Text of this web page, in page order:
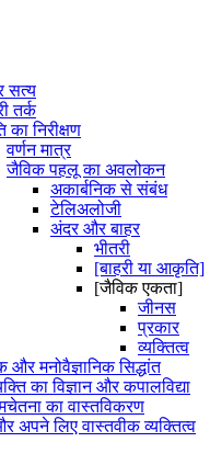
सत्य
तर्क
का निरीक्षण
वर्णन मात्र
जैविक पहलू का अवलोकन
अकार्बनिक से संबंध
टेलिअलोजी
अंदर और बाहर
भीतरी
[बाहरी या आकृति]
[जैविक एकता]
जीनस
प्रकार
व्यक्तित्व
और मनोवैज्ञानिक सिद्धांत
का विज्ञान और कपालविद्या
का वास्तविकरण
लिए वास्तवीक व्यक्तित्व